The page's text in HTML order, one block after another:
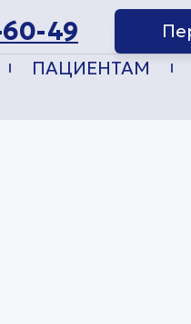
60-49
ПАЦИЕНТАМ